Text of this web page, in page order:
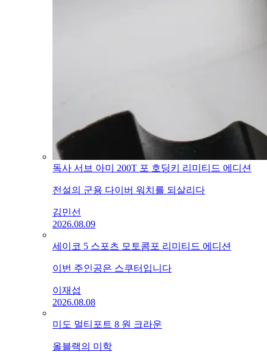
독사 서브 아미 200T 포 호딩키 리미티드 에디션
전설의 군용 다이버 워치를 되살리다
김민선
2026.08.09
세이코 5 스포츠 모토콤포 리미티드 에디션
이번 주인공은 스쿠터입니다
이재섭
2026.08.08
미도 멀티포트 8 원 크라운
올블랙의 미학